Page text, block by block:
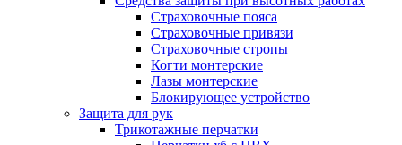
Страховочные пояса
Страховочные привязи
Страховочные стропы
Когти монтерские
Лазы монтерские
Блокирующее устройство
Защита для рук
Трикотажные перчатки